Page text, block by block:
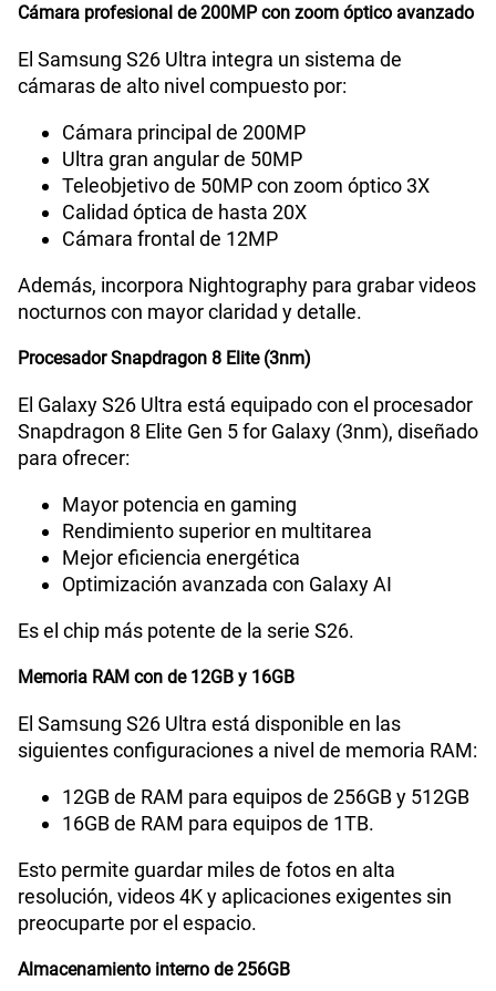
Lector de Huella
VoLTE
VoWiFi
Compatibilidad con eSIM
Cámara profesional de 200MP con zoom óptico avanzado
El Samsung S26 Ultra integra un sistema de
cámaras de alto nivel compuesto por:
Cámara principal de 200MP
Ultra gran angular de 50MP
Teleobjetivo de 50MP con zoom óptico 3X
Calidad óptica de hasta 20X
Cámara frontal de 12MP
Además, incorpora Nightography para grabar videos
nocturnos con mayor claridad y detalle.
Procesador Snapdragon 8 Elite (3nm)
El Galaxy S26 Ultra está equipado con el procesador
Snapdragon 8 Elite Gen 5 for Galaxy (3nm), diseñado
para ofrecer:
Mayor potencia en gaming
Rendimiento superior en multitarea
Mejor eficiencia energética
Optimización avanzada con Galaxy AI
Es el chip más potente de la serie S26.
Memoria RAM con de 12GB y 16GB
El Samsung S26 Ultra está disponible en las
siguientes configuraciones a nivel de memoria RAM:
12GB de RAM para equipos de 256GB y 512GB
16GB de RAM para equipos de 1TB.
Esto permite guardar miles de fotos en alta
resolución, videos 4K y aplicaciones exigentes sin
preocuparte por el espacio.
Almacenamiento interno de 256GB